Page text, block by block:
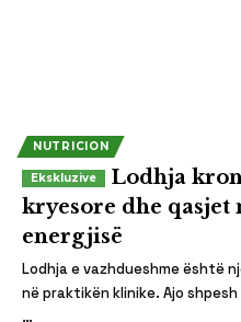
NUTRICION
Lodhja
kryesore dhe
energjisë
Lodhja e vazhdueshme është
në praktikën klinike. Ajo
…